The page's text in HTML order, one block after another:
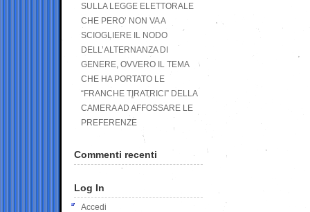
SULLA LEGGE ELETTORALE
CHE PERO’ NON VA A
SCIOGLIERE IL NODO
DELL’ALTERNANZA DI
GENERE, OVVERO IL TEMA
CHE HA PORTATO LE
“FRANCHE TIRATRICI” DELLA
CAMERA AD AFFOSSARE LE
PREFERENZE
Commenti recenti
Log In
Accedi